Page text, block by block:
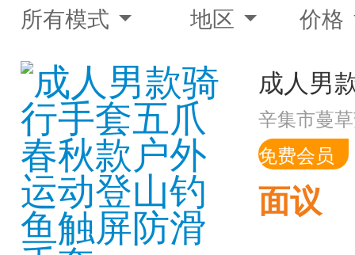
所有模式 地区 价格
辛集市蔓
免费会员
面议